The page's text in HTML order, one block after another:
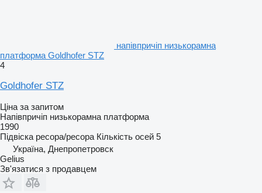
напівпричіп низькорамна
платформа Goldhofer STZ
4
Goldhofer STZ
Ціна за запитом
Напівпричіп низькорамна платформа
1990
Підвіска ресора/ресора Кількість осей 5
Україна, Днепропетровск
Gelius
Зв'язатися з продавцем